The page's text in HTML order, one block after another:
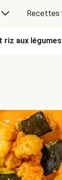
Recettes
riz aux légumes